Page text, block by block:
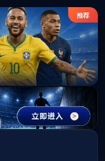
公司官网